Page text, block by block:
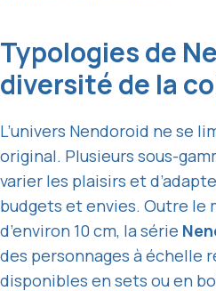
Typologies de
diversité de la
L’univers Nendoroid ne se
original. Plusieurs sous-
varier les plaisirs et
budgets et envies. Outre le
d’environ 10 cm, la série
des personnages à échelle
disponibles en sets ou en